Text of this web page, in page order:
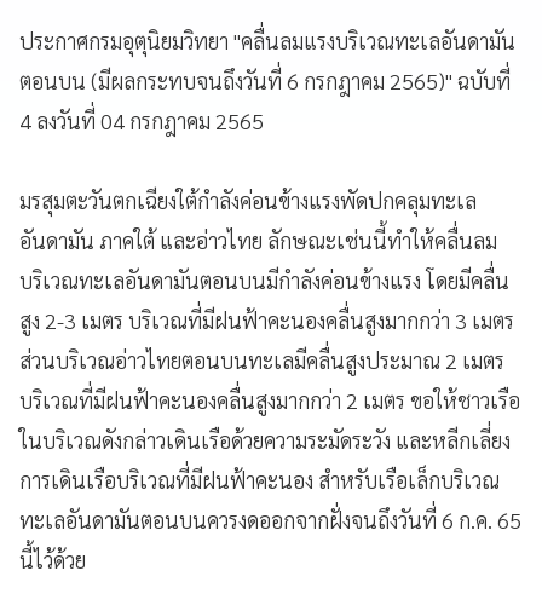
ประกาศกรมอุตุนิยมวิทยา "คลื่นลมแรงบริเวณทะเลอันดามัน
ตอนบน (มีผลกระทบจนถึงวันที่ 6 กรกฎาคม 2565)" ฉบับที่
4 ลงวันที่ 04 กรกฎาคม 2565
มรสุมตะวันตกเฉียงใต้กำลังค่อนข้างแรงพัดปกคลุมทะเล
อันดามัน ภาคใต้ และอ่าวไทย ลักษณะเช่นนี้ทำให้คลื่นลม
บริเวณทะเลอันดามันตอนบนมีกำลังค่อนข้างแรง โดยมีคลื่น
สูง 2-3 เมตร บริเวณที่มีฝนฟ้าคะนองคลื่นสูงมากกว่า 3 เมตร
ส่วนบริเวณอ่าวไทยตอนบนทะเลมีคลื่นสูงประมาณ 2 เมตร
บริเวณที่มีฝนฟ้าคะนองคลื่นสูงมากกว่า 2 เมตร ขอให้ชาวเรือ
ในบริเวณดังกล่าวเดินเรือด้วยความระมัดระวัง และหลีกเลี่ยง
การเดินเรือบริเวณที่มีฝนฟ้าคะนอง สำหรับเรือเล็กบริเวณ
ทะเลอันดามันตอนบนควรงดออกจากฝั่งจนถึงวันที่ 6 ก.ค. 65
นี้ไว้ด้วย